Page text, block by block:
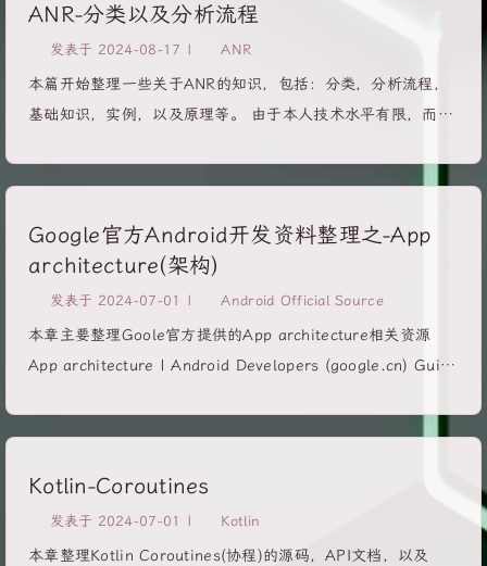
ANR-分类以及分析流程
发表于 2024-08-17 | ANR
本篇开始整理一些关于ANR的知识，包括：分类，分析流程，
基础知识，实例，以及原理等。 由于本人技术水平有限，而
不太准确，还是需要读者自己去深入学习。 ANR分类 Service
Timeout：前台服务在20s内未执行完成，后台为200s；
BroadcastQueue Timeout：前台广播在10s内未执行完成，后
台为60s； ContentProvider Timeout：内容提供者在publish
超时10s; InputDispatching Timeout：输入事件分发超时5s，
那么不显示ANR对话框，直接kill掉ANR所在进程； 如果内部
但最后会触发安卓 WatchDog...
Google官方Android开发资料整理之-App
architecture(架构)
发表于 2024-07-01 | Android Official Source
本章主要整理Goole官方提供的App architecture相关资源
App architecture | Android Developers (google.cn) Guide
| Android Developers (google.cn) State holders and UI
State | Android Developers (google.cn) UI State
production | Android Developers (google.cn) Domain
Kotlin-Coroutines
发表于 2024-07-01 | Kotlin
本章整理Kotlin Coroutines(协程)的源码，API文档，以及